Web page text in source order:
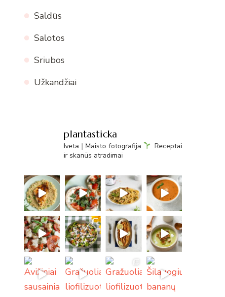
Saldūs
Salotos
Sriubos
Užkandžiai
plantasticka
Iveta | Maisto fotografija
Receptai
ir skanūs atradimai